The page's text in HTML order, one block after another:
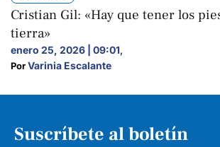
Cristian Gil: «Hay que tener los
tierra»
enero 25, 2026 | 09:01,
Por Varinia Escalante
Suscríbete al boletín